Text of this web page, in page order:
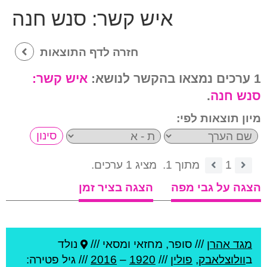
איש קשר: סנש חנה
חזרה לדף התוצאות
1 ערכים נמצאו בהקשר לנושא:
איש קשר:
סנש חנה.
מיון תוצאות לפי:
1 מתוך 1.
מציג 1 ערכים.
הצגה על גבי מפה
הצגה בציר זמן
מגד אהרן /// סופר, מחזאי ומסאי ///
נולד
בוולוצלאבק, פולין ///
1920
–
2016 /// גיל פטירה: